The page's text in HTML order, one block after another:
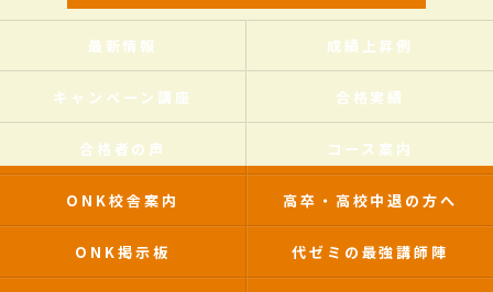
最新情報 成績上昇例
キャンペーン講座 合格実績
合格者の声 コース案内
ONK校舎案内 高卒・高校中退の方へ
ONK掲示板 代ゼミの最強講師陣